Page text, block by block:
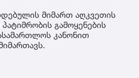
მიმართ აღკვეთის
გამოყენების
კანონით